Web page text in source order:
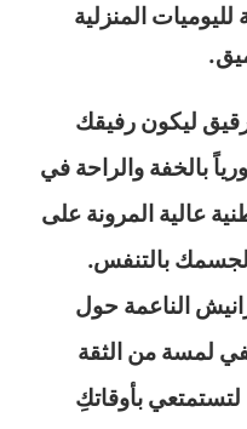
لليوميات المنزلية
ليكون رفيقك
بالخفة والراحة في
عالية المرونة على
بالتنفس.
الناعمة حول
لمسة من الثقة
لتستمتعي بأوقاتكِ